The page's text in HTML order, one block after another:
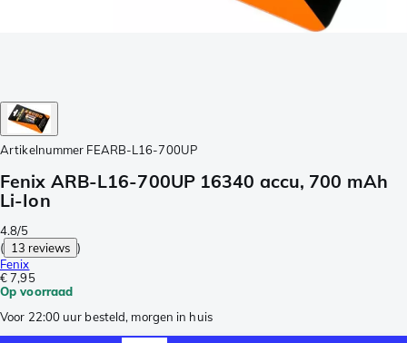
Artikelnummer FEARB-L16-700UP
Fenix ARB-L16-700UP 16340 accu, 700 mAh
Li-Ion
4.8/5
( 13 reviews )
Fenix
€ 7,95
Op voorraad
Voor 22:00 uur besteld, morgen in huis